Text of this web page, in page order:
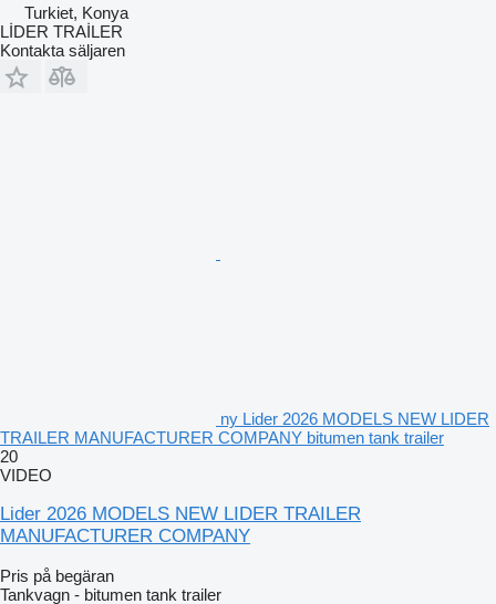
Turkiet, Konya
LİDER TRAİLER
Kontakta säljaren
ny Lider 2026 MODELS NEW LIDER
TRAILER MANUFACTURER COMPANY bitumen tank trailer
20
VIDEO
Lider 2026 MODELS NEW LIDER TRAILER
MANUFACTURER COMPANY
Pris på begäran
Tankvagn - bitumen tank trailer